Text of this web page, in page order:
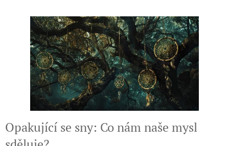
Opakující se sny: Co nám naše mysl